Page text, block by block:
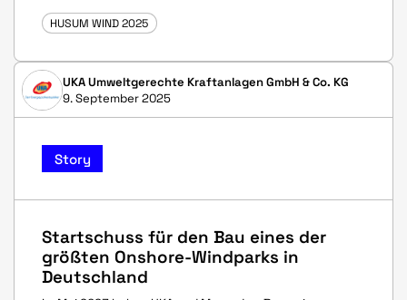
HUSUM WIND 2025
UKA Umweltgerechte Kraftanlagen GmbH & Co. KG
9. September 2025
Story
Startschuss für den Bau eines der
größten Onshore-Windparks in
Deutschland